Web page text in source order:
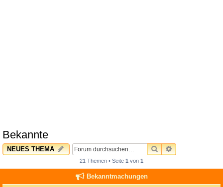
Bekannte
NEUES THEMA SUCHEERWEITERTE
21 Themen • Seite 1 von 1
Bekanntmachungen